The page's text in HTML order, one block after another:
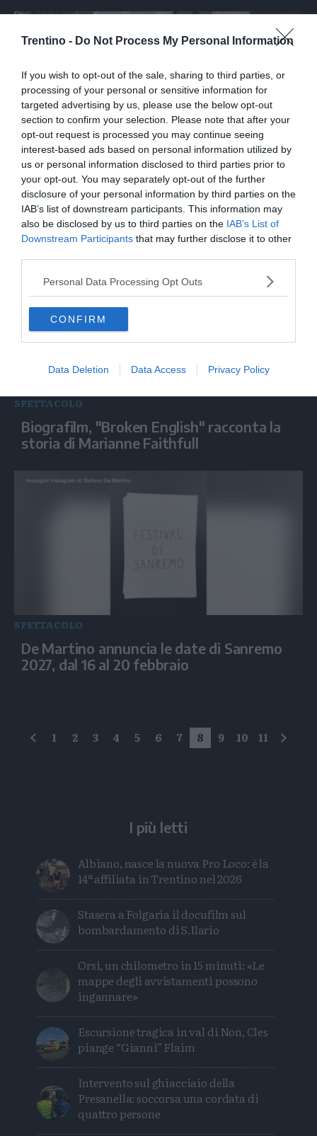
Trentino - Do Not Process My Personal Information
If you wish to opt-out of the sale, sharing to third parties, or
processing of your personal or sensitive information for
targeted advertising by us, please use the below opt-out
section to confirm your selection. Please note that after your
opt-out request is processed you may continue seeing
interest-based ads based on personal information utilized by
us or personal information disclosed to third parties prior to
your opt-out. You may separately opt-out of the further
disclosure of your personal information by third parties on the
IAB’s list of downstream participants. This information may
also be disclosed by us to third parties on the IAB’s List of
Downstream Participants that may further disclose it to other
Personal Data Processing Opt Outs
CONFIRM
Data Deletion Data Access Privacy Policy
SPETTACOLO
Ballo in Bianco, Roberto Bolle: "In Piazza
San Carlo ci sara' una grande lezione di
danza"
SPETTACOLO
Biografilm, "Broken English" racconta la
storia di Marianne Faithfull
SPETTACOLO
De Martino annuncia le date di Sanremo
2027, dal 16 al 20 febbraio
precedente
1 2 3 4 5 6 7 8 9 10 11
I più letti
Albiano, nasce la nuova Pro Loco: è la
14ª affiliata in Trentino nel 2026
Stasera a Folgaria il docufilm sul
bombardamento di S.Ilario
Orsi, un chilometro in 15 minuti: «Le
mappe degli avvistamenti possono
ingannare»
Escursione tragica in val di Non, Cles
piange “Gianni” Flaim
Intervento sul ghiacciaio della
Presanella: soccorsa una cordata di
quattro persone